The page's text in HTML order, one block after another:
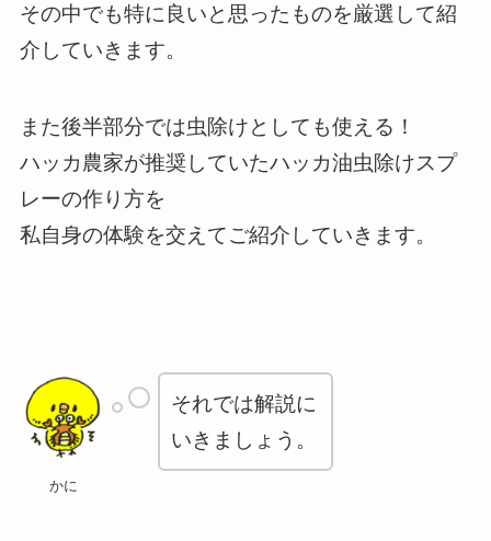
その中でも特に良いと思ったものを厳選して紹
介していきます。
また後半部分では虫除けとしても使える！
ハッカ農家が推奨していたハッカ油虫除けスプ
レーの作り方を
私自身の体験を交えてご紹介していきます。
かに
それでは解説に
いきましょう。